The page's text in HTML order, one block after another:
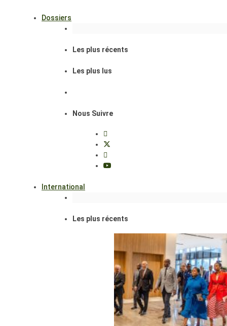
Dossiers
Les plus récents
Les plus lus
Nous Suivre
International
Les plus récents